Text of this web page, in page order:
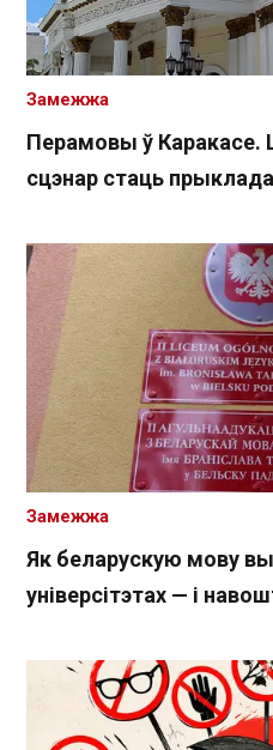
Перамовы ў Каракасе.
сцэнар стаць
Замежжа
Як беларускую мову
універсітэтах — і
Замежжа